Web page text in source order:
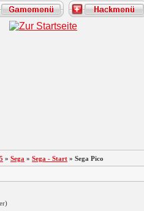
» Sega » Sega - Start » Sega Pico